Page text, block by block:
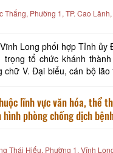
Phường 1, TP. Cao
Long phối hợp Tỉnh ủy
trọng tổ chức khánh
V. Đại biểu, cán bộ lão
lĩnh vực văn hóa, thể
phòng chống dịch
Thái Hiếu, Phường 1, Vĩnh